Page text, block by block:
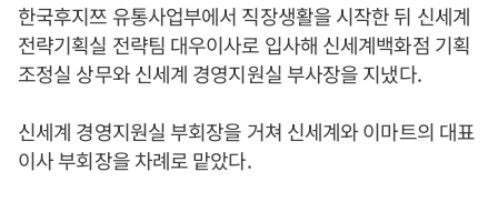
한국후지쯔 유통사업부에서 직장생활을 시작한 뒤 신세계
전략기획실 전략팀 대우이사로 입사해 신세계백화점 기획
조정실 상무와 신세계 경영지원실 부사장을 지냈다.
신세계 경영지원실 부회장을 거쳐 신세계와 이마트의 대표
이사 부회장을 차례로 맡았다.